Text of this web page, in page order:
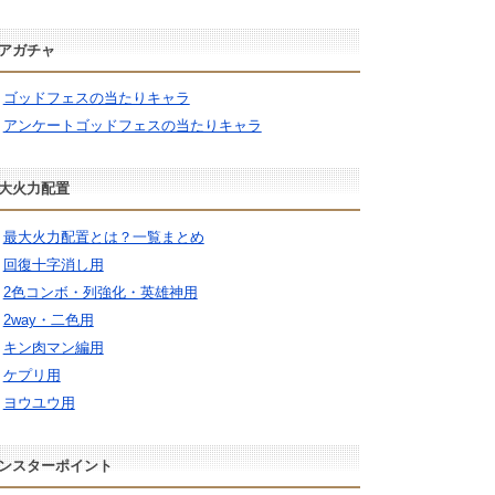
ガチャ
ゴッドフェスの当たりキャラ
アンケートゴッドフェスの当たりキャラ
火力配置
最大火力配置とは？一覧まとめ
回復十字消し用
2色コンボ・列強化・英雄神用
2way・二色用
キン肉マン編用
ケプリ用
ヨウユウ用
スターポイント